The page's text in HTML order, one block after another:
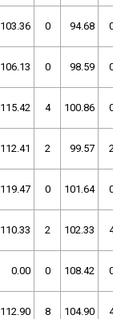
103.36 0 94.68 0
106.13 0 98.59 0
115.42 4 100.86 0
112.41 2 99.57 2
119.47 0 101.64 0
110.33 2 102.33 4
0.00 0 108.42 0
112.90 8 104.90 4